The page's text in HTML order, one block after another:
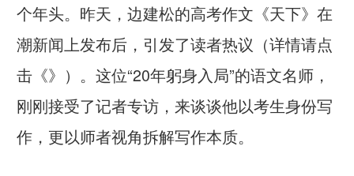
个年头。昨天，边建松的高考作文《天下》在
潮新闻上发布后，引发了读者热议（详情请点
击《》）。这位“20年躬身入局”的语文名师，
刚刚接受了记者专访，来谈谈他以考生身份写
作，更以师者视角拆解写作本质。